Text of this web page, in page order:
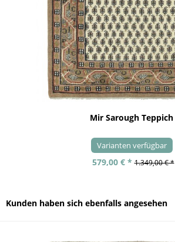
Mir Sarough Teppich
Varianten verfügbar
579,00 € * 1.349,00 € *
Kunden haben sich ebenfalls angesehen